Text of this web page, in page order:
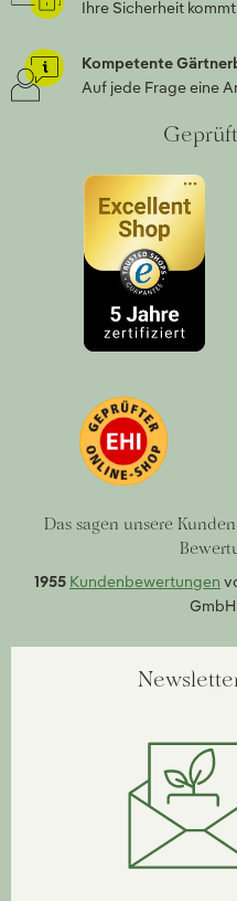
Ihre Sicherheit
Kompetente
Auf jede Frage eine
Das sagen unsere
1955 Kundenbewertungen
GmbH